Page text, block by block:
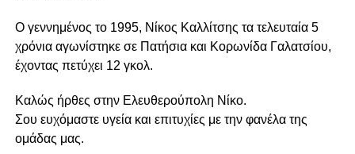
Ο γεννημένος το 1995, Νίκος Καλλίτσης τα τελευταία 5
χρόνια αγωνίστηκε σε Πατήσια και Κορωνίδα Γαλατσίου,
έχοντας πετύχει 12 γκολ.
Καλώς ήρθες στην Ελευθερούπολη Νίκο.
Σου ευχόμαστε υγεία και επιτυχίες με την φανέλα της
ομάδας μας.